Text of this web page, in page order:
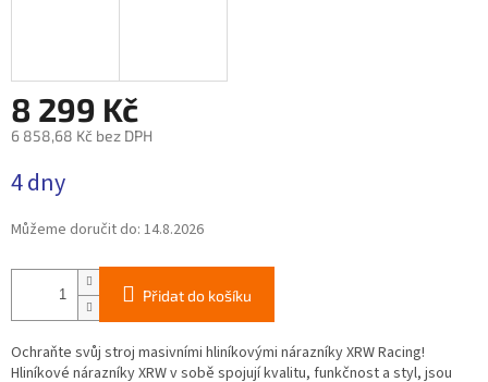
8 299 Kč
6 858,68 Kč bez DPH
cena:
4 dny
Můžeme doručit do: 14.8.2026
Přidat do košíku
Ochraňte svůj stroj masivními hliníkovými nárazníky XRW Racing!
Hliníkové nárazníky XRW v sobě spojují kvalitu, funkčnost a styl, jsou